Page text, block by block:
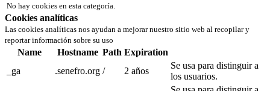
No hay cookies en esta categoría.
Cookies analíticas
Las cookies analíticas nos ayudan a mejorar nuestro sitio web al recopilar y
reportar información sobre su uso
Name Hostname Path Expiration
_ga
.senefro.org / 2 años
Se usa para distinguir a
los usuarios.